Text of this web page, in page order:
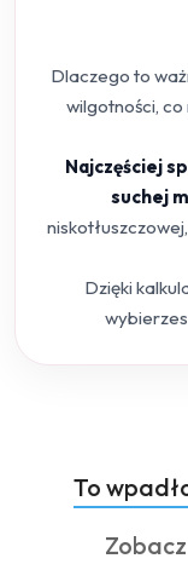
Dlaczego to
wilgotności,
Najczęściej
suchej
Dzięki
PomińProdukty
o
statusie:
To